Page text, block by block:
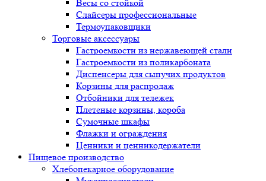
Весы со стойкой
Слайсеры профессиональные
Термоупаковщики
Торговые аксессуары
Гастроемкости из нержавеющей стали
Гастроемкости из поликарбоната
Диспенсеры для сыпучих продуктов
Корзины для распродаж
Отбойники для тележек
Плетеные корзины, короба
Сумочные шкафы
Флажки и ограждения
Ценники и ценникодержатели
Пищевое производство
Хлебопекарное оборудование